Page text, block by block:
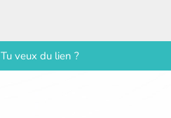
Tu veux du lien ?